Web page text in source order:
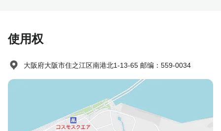
使用权
大阪府大阪市住之江区南港北1-13-65 邮编：559-0034